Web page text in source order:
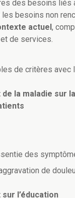
des besoins liés
les besoins non
actuel ,
de services.
de critères avec
la maladie sur
des
de
l’éducation